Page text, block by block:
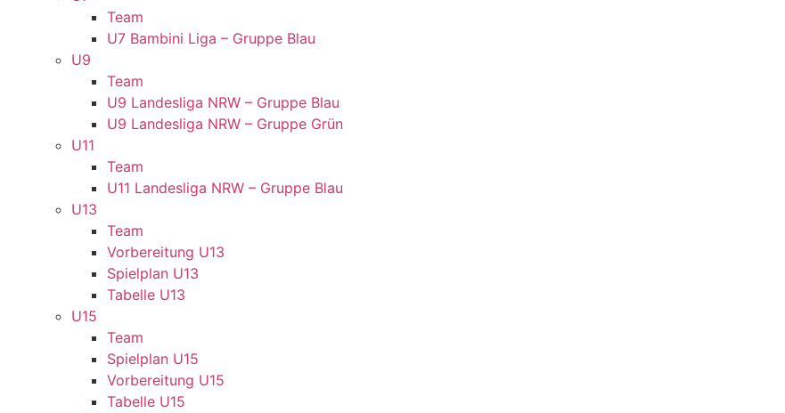
Team
U7 Bambini Liga – Gruppe Blau
U9
Team
U9 Landesliga NRW – Gruppe Blau
U9 Landesliga NRW – Gruppe Grün
U11
Team
U11 Landesliga NRW – Gruppe Blau
U13
Team
Vorbereitung U13
Spielplan U13
Tabelle U13
U15
Team
Spielplan U15
Vorbereitung U15
Tabelle U15